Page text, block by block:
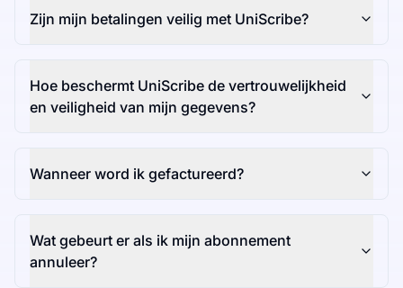
Zijn mijn betalingen veilig met UniScribe?
Hoe beschermt UniScribe de vertrouwelijkheid
en veiligheid van mijn gegevens?
Wanneer word ik gefactureerd?
Wat gebeurt er als ik mijn abonnement
annuleer?